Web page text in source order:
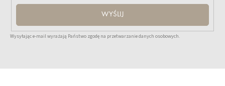
WYŚLIJ
Wysyłając e-mail wyrażają Państwo zgodę na przetwarzanie danych osobowych.